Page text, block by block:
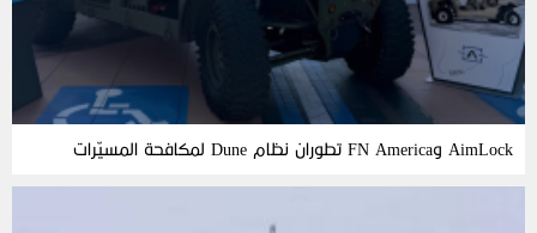
AimLock وFN America تطوران نظام Dune لمكافحة المسيّرات